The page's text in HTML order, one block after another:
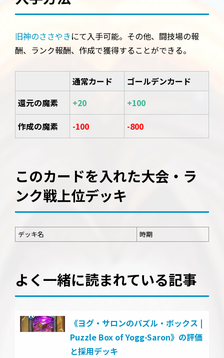
旧神のささやきにて入手可能。その他、闘技場の報
酬、ランク報酬、作成で獲得することができる。
通常カード
ゴールデンカード
還元の魔素
+20
+100
作成の魔素
-100 -800
このカードを入れた大会・ラ
ンク戦上位デッキ
デッキ名 時期
よく一緒に読まれている記事
《ヨグ・サロンのパズル・ボックス |
Puzzle Box of Yogg-Saron》の評価
と採用デッキ